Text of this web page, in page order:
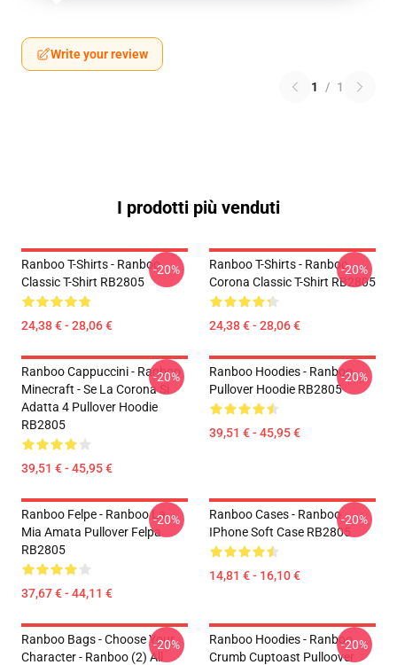
Write your review
1 / 1
I prodotti più venduti
Ranboo T-Shirts - Ranboo
Classic T-Shirt RB2805
24,38 € - 28,06 €
-20%
Ranboo T-Shirts - Ranboo
Corona Classic T-Shirt RB2805
24,38 € - 28,06 €
-20%
Ranboo Cappuccini - Ranboo
Minecraft - Se La Corona Si
Adatta 4 Pullover Hoodie
RB2805
39,51 € - 45,95 €
-20%
Ranboo Hoodies - Ranboo
Pullover Hoodie RB2805
39,51 € - 45,95 €
-20%
Ranboo Felpe - Ranboo La
Mia Amata Pullover Felpa
RB2805
37,67 € - 44,11 €
-20%
Ranboo Cases - Ranboo
IPhone Soft Case RB2805
14,81 € - 16,10 €
-20%
Ranboo Bags - Choose Your
Character - Ranboo (2) All
-20%
Ranboo Hoodies - Ranboo
Crumb Cuptoast Pulloover
-20%